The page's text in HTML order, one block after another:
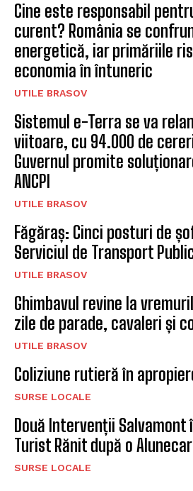
Cine este responsabil
curent? România se
energetică, iar primăriile
economia în întuneric
UTILE BRASOV
Sistemul e-Terra se va
viitoare, cu 94.000 de
Guvernul promite
ANCPI
UTILE BRASOV
Făgăraș: Cinci posturi de
Serviciul de Transport
UTILE BRASOV
Ghimbavul revine la
zile de parade, cavaleri și
UTILE BRASOV
Coliziune rutieră în
SURSE LOCALE
Două Intervenții Salvamont
Turist Rănit după o
SURSE LOCALE